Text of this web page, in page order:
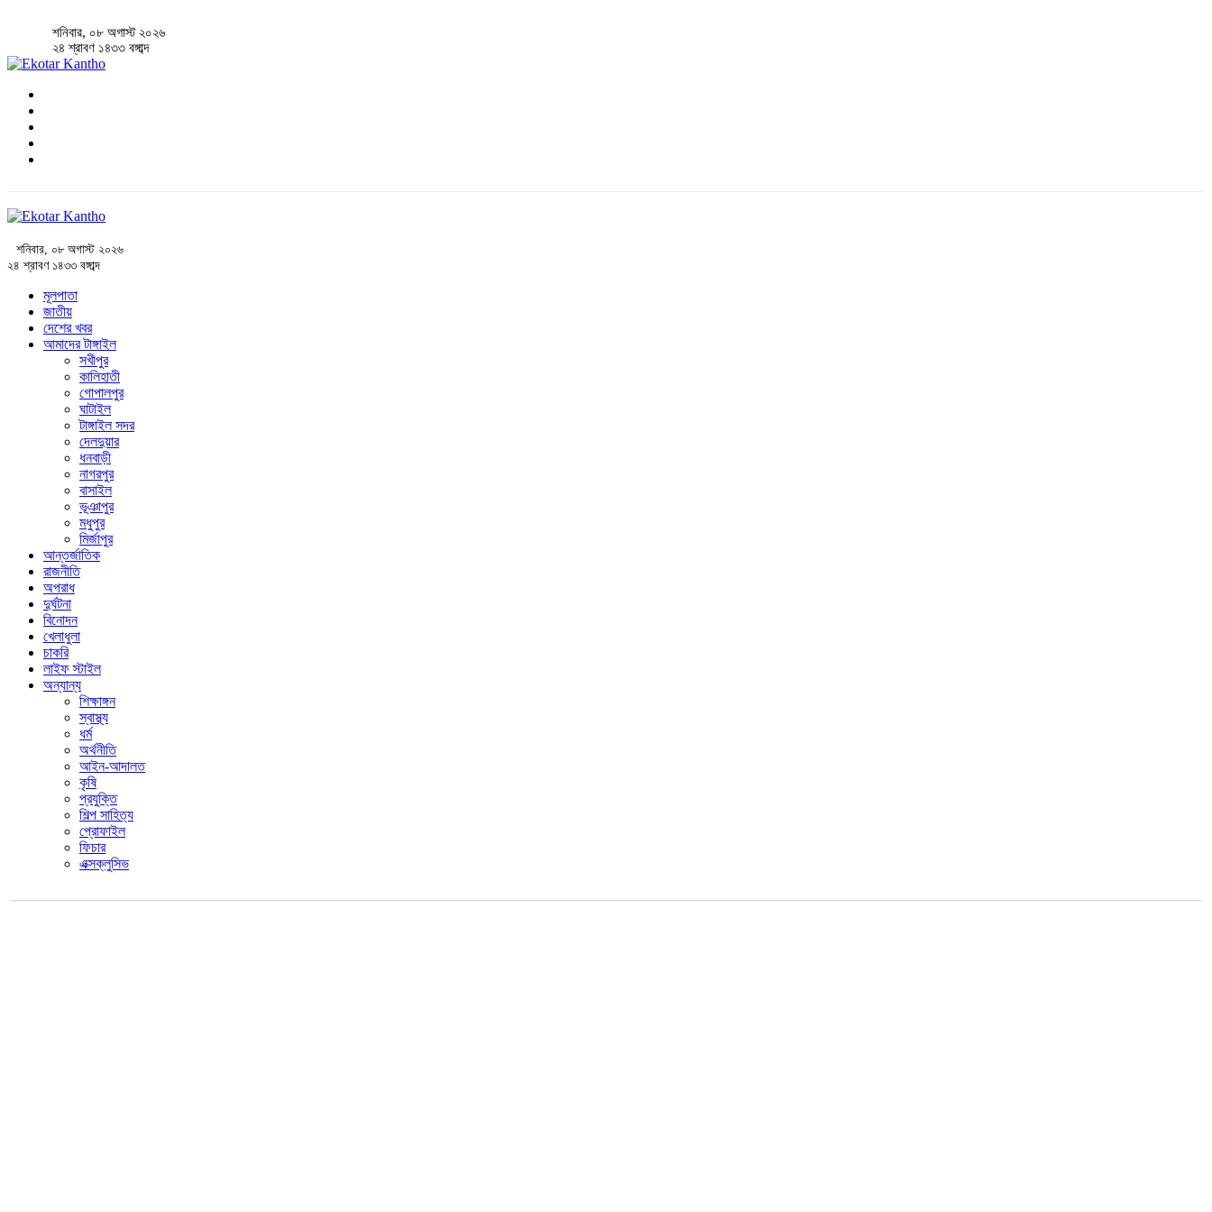
শনিবার, ০৮ অগাস্ট ২০২৬
২৪ শ্রাবণ ১৪৩৩ বঙ্গাব্দ
শনিবার, ০৮ অগাস্ট ২০২৬
২৪ শ্রাবণ ১৪৩৩ বঙ্গাব্দ
মূলপাতা
জাতীয়
দেশের খবর
আমাদের টাঙ্গাইল
সখীপুর
কালিহাতী
গোপালপুর
ঘাটাইল
টাঙ্গাইল সদর
দেলদুয়ার
ধনবাড়ী
নাগরপুর
বাসাইল
ভূঞাপুর
মধুপুর
মির্জাপুর
আন্তর্জাতিক
রাজনীতি
অপরাধ
দুর্ঘটনা
বিনোদন
খেলাধুলা
চাকরি
লাইফ স্টাইল
অন্যান্য
শিক্ষাঙ্গন
স্বাস্থ্য
ধর্ম
অর্থনীতি
আইন-আদালত
কৃষি
প্রযুক্তি
শিল্প সাহিত্য
প্রোফাইল
ফিচার
এক্সক্লুসিভ